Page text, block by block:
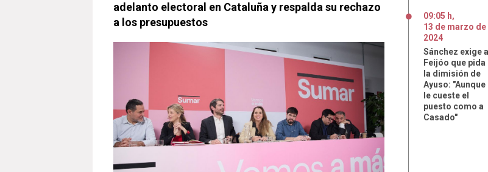
adelanto electoral en Cataluña y respalda su rechazo
a los presupuestos
09:05 h,
13 de marzo de
2024
Sánchez exige a
Feijóo que pida
la dimisión de
Ayuso: "Aunque
le cueste el
puesto como a
Casado"